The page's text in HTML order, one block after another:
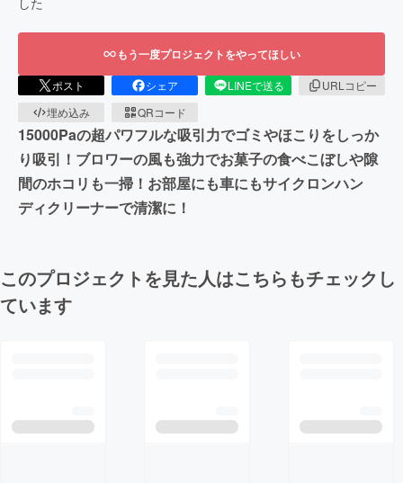
もう一度プロジェクトをやってほしい
ポスト シェア LINEで送る
URLコピー
埋め込み
QRコード
15000Paの超パワフルな吸引力でゴミやほこりをしっか
り吸引！ブロワーの風も強力でお菓子の食べこぼしや隙
間のホコリも一掃！お部屋にも車にもサイクロンハン
ディクリーナーで清潔に！
このプロジェクトを見た人はこちらもチェックし
ています